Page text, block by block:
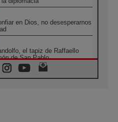
en Dios, no desesperarnos
el tapiz de Raffaello
de San Pablo
«la paz no se compra con una